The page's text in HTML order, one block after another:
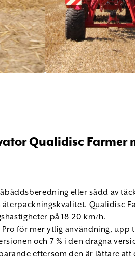
Qualidisc Farmer
eller sådd av
Qualidisc
på 18-20 km/h.
för mer ytlig användning, upp
och 7 % i den dragna
eftersom den är lättare att